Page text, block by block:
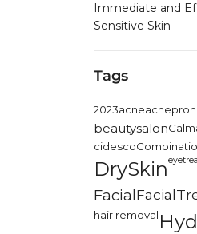
Immediate and
Sensitive Skin
Tags
2023acne
beautysalon
cidesco
DrySkin
Facial
hair removal